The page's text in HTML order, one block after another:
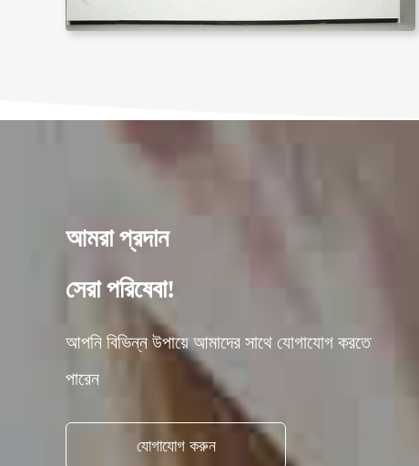
আমরা প্রদান
সেরা পরিষেবা!
আপনি বিভিন্ন উপায়ে আমাদের সাথে যোগাযোগ করতে
পারেন
যোগাযোগ করুন